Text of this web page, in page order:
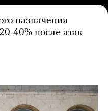
назначения
40% после атак